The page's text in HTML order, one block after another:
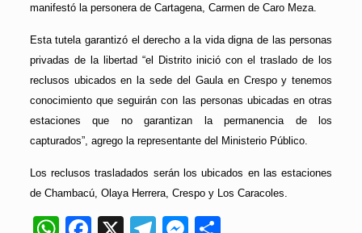
manifestó la personera de Cartagena, Carmen de Caro Meza.
Esta tutela garantizó el derecho a la vida digna de las personas
privadas de la libertad “el Distrito inició con el traslado de los
reclusos ubicados en la sede del Gaula en Crespo y tenemos
conocimiento que seguirán con las personas ubicadas en otras
estaciones que no garantizan la permanencia de los
capturados”, agrego la representante del Ministerio Público.
Los reclusos trasladados serán los ubicados en las estaciones
de Chambacú, Olaya Herrera, Crespo y Los Caracoles.